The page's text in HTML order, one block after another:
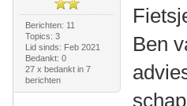
Berichten: 11
Topics: 3
Lid sinds: Feb 2021
Bedankt: 0
27 x bedankt in 7
berichten
Ben